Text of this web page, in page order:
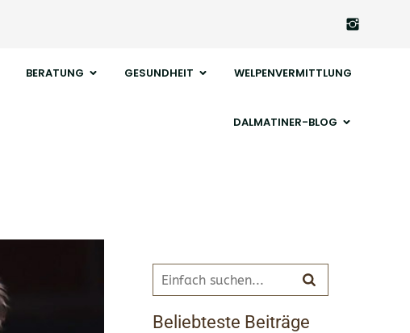
BERATUNG GESUNDHEIT WELPENVERMITTLUNG
DALMATINER-BLOG
Beliebteste Beiträge